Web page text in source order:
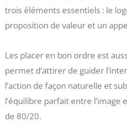
trois éléments essentiels : le
proposition de valeur et un
Les placer en bon ordre est
permet d’attirer de guider
l’action de façon naturelle et
l’équilibre parfait entre
de 80/20.